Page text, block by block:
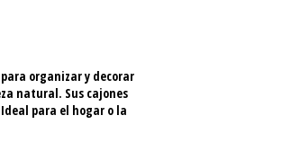
organizar y decorar
natural. Sus cajones
para el hogar o la